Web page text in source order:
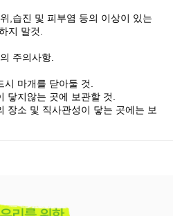
,습진 및 피부염 등의 이상이 있는
지 말것.
주의사항.
마개를 닫아둘 것.
닿지않는 곳에 보관할 것.
장소 및 직사관성이 닿는 곳에는 보